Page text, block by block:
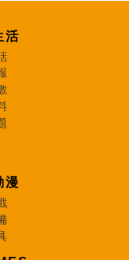
活
漫